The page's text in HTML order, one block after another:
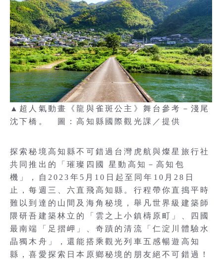
▲超人氣動畫《龍與雀斑公主》舞台參考－淺尾
沈下橋。 圖：高知縣國際觀光課／提供
探索秘境高知縣不可錯過台灣虎航與燦星旅行社
共同推出的「璀璨四國 星動高知－高知包
機」，自2023年5月10日起至同年10月28日
止，每週三、六直飛高知縣。行程帶你直搗平時
難以到達的山間及海角秘境，舉凡世界級建築師
隈研吾建築林立的「雲之上小鎮檮原町」、四國
最南端「足摺岬」、奇蹟的清流「仁淀川體驗水
晶獨木舟」，還能搭乘觀光列車五感暢遊高知
縣，喜愛探索日本原鄉秘境的朋友絕不可錯過！